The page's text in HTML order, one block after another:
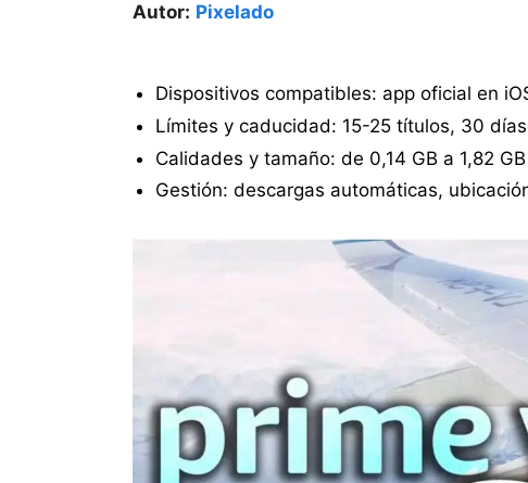
Autor: Pixelado
Dispositivos compatibles: app oficial en
Límites y caducidad: 15-25 títulos, 30
Calidades y tamaño: de 0,14 GB a 1,82
Gestión: descargas automáticas,